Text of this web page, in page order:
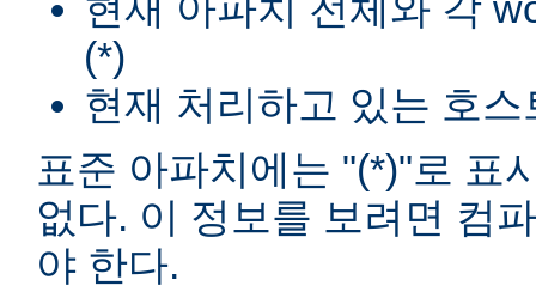
(*)
현재 처리하고 있는 호
표준 아파치에는 "(*)"로 표
없다. 이 정보를 보려면 컴
야 한다.